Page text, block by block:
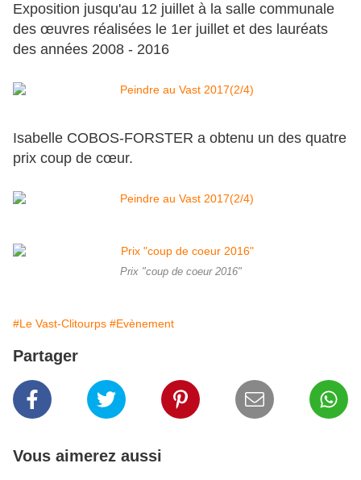
Exposition jusqu'au 12 juillet à la salle communale
des œuvres réalisées le 1er juillet et des lauréats
des années 2008 - 2016
Isabelle COBOS-FORSTER a obtenu un des quatre
prix coup de cœur.
Prix "coup de coeur 2016"
#Le Vast-Clitourps #Evènement
Partager
Vous aimerez aussi